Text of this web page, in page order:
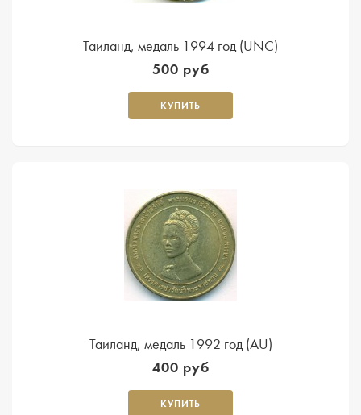
Таиланд, медаль 1994 год (UNC)
500 руб
КУПИТЬ
Таиланд, медаль 1992 год (AU)
400 руб
КУПИТЬ